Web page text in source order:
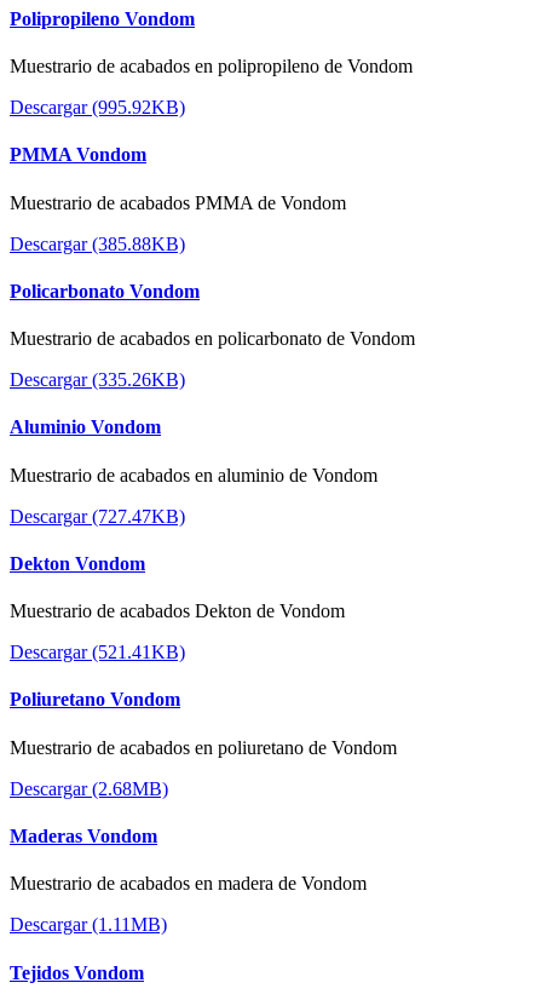
Polipropileno Vondom
Muestrario de acabados en polipropileno de Vondom
Descargar (995.92KB)
PMMA Vondom
Muestrario de acabados PMMA de Vondom
Descargar (385.88KB)
Policarbonato Vondom
Muestrario de acabados en policarbonato de Vondom
Descargar (335.26KB)
Aluminio Vondom
Muestrario de acabados en aluminio de Vondom
Descargar (727.47KB)
Dekton Vondom
Muestrario de acabados Dekton de Vondom
Descargar (521.41KB)
Poliuretano Vondom
Muestrario de acabados en poliuretano de Vondom
Descargar (2.68MB)
Maderas Vondom
Muestrario de acabados en madera de Vondom
Descargar (1.11MB)
Tejidos Vondom